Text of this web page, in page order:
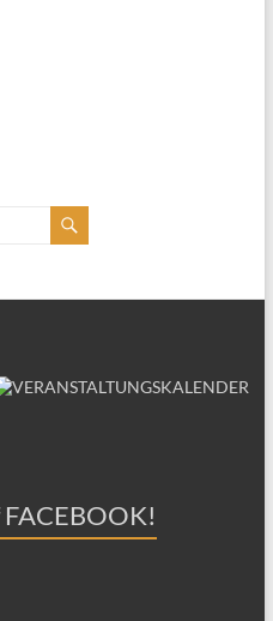
FACEBOOK!